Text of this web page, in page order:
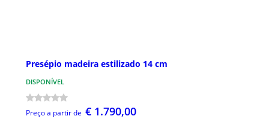
Presépio madeira estilizado 14 cm
DISPONÍVEL
Preço a partir de € 1.790,00